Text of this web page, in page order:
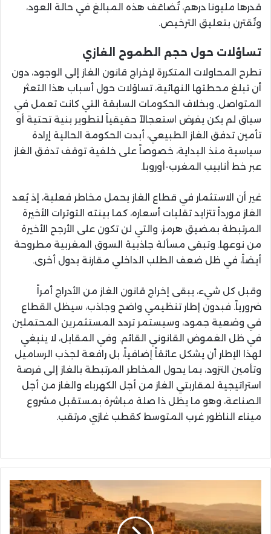
قدرها مليونا درهم، تُضاعَف هذه المبالغ في حالة العود،
وتُقترن بتعليق الترخيص.
تساؤلات حول حجم الطموح الغازي
تطرح المحاولات المتكررة لإخراج قانون الغاز إلى الوجود، دون
أن تبلغ محطتها النهائية، تساؤلات حول أسباب هذا التعثر
المتواصل. وبخلاف الحكومات السابقة التي كانت تعمل في
سياق لم يكن يفرض استعجالاً حقيقياً لتطوير بنية تحتية أو
تأمين تدفق الغاز الطبيعي، أبدت الحكومة الحالية إرادة
سياسية منذ البداية، خصوصاً على خلفية توقف تدفق الغاز
عبر خط أنابيب المغرب-أوروبا.
غير أن الاستثمار في قطاع الغاز يحمل مخاطر فعلية، إذ يُعد
الغاز مورداً تتزايد تقلبات أسعاره، كما بينته التوترات الأخيرة
المرتبطة بمضيق هرمز، والتي لن تكون على الأرجح الأخيرة
من نوعها. وتبقى مسألة جاذبية السوق المغربية مطروحة
أيضاً، في ظل ضعف الطلب الداخلي مقارنة بدول أخرى.
وقبل كل شيء، يبقى إخراج قانون الغاز من الأدراج أمراً
ضرورياً. فبدون إطار تنظيمي واضح وجاذب، سيظل القطاع
في وضعية جمود، وسيستمر تردد المستثمرين المحتملين
في ظل الغموض القانوني القائم. وفي المقابل، لا ينبغي
لهذا الإطار أن يشكل عائقاً إضافياً، بل رافعة لجذب الرساميل
وتأمين التزود، بما يحول المخاطر المرتبطة بالغاز إلى فرصة
استراتيجية لمقاربتي الغاز من أجل الكهرباء والغاز من أجل
الصناعة، وهو ما يظل ذا صلة مباشرة بمستقبل مشروع
ميناء الناظور غرب المتوسط كقطب غازي مرتقب.
مليار